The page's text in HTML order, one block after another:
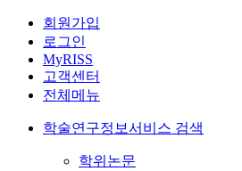
회원가입
로그인
MyRISS
고객센터
전체메뉴
학술연구정보서비스 검색
학위논문